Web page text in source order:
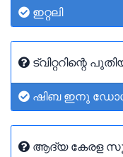
ഇറ്റലി
ട്വിറ്ററിന്റെ
ഷിബ ഇനു
ആദ്യ കേരള